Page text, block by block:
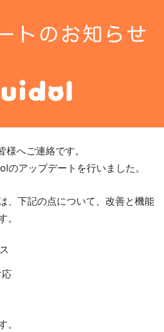
へご連絡です。
アップデートを行いました。
、下記の点について、改善と機能
。
。